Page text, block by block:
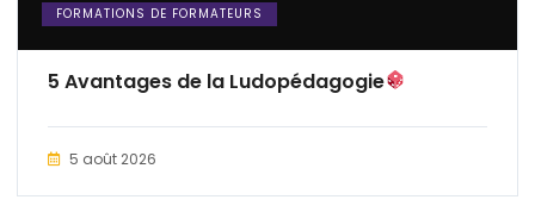
FORMATIONS DE FORMATEURS
5 Avantages de la Ludopédagogie
5 août 2026